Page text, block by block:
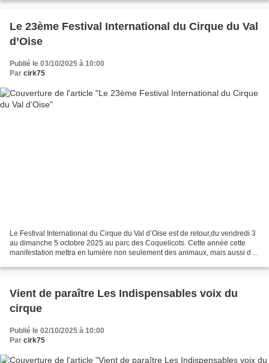
Le 23ème Festival International du Cirque du Val
d’Oise
Publié le 03/10/2025 à 10:00
Par cirk75
Le Festival International du Cirque du Val d’Oise est de retour,du vendredi 3
au dimanche 5 octobre 2025 au parc des Coquelicots. Cette année cette
manifestation mettra en lumière non seulement des animaux, mais aussi des
Vient de paraître Les Indispensables voix du
cirque
Publié le 02/10/2025 à 10:00
Par cirk75